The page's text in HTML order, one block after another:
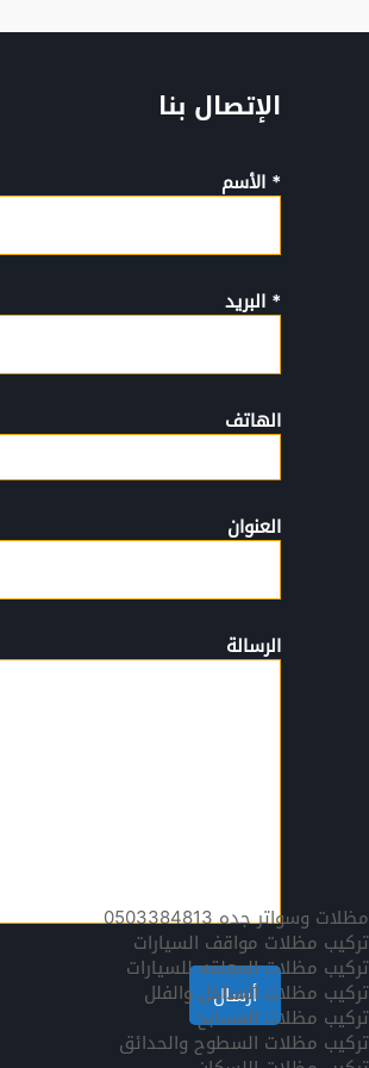
الإتصال بنا
* الأسم
* البريد
الهاتف
العنوان
الرسالة
مظلات وسواتر جده 0503384813
تركيب مظلات مواقف السيارات
تركيب مظلات المعلقه للسيارات
تركيب مظلات المداخل والفلل
تركيب مظلات المسابح
تركيب مظلات السطوح والحدائق